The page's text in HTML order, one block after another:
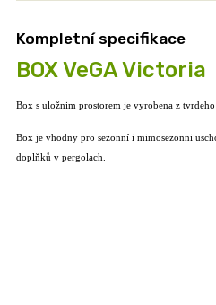
Kompletní specifikace
BOX VeGA Victoria
Box s uložnim prostorem je vyrobena z
Box je vhodny pro sezonní i mimosezonni
doplňků v pergolach.